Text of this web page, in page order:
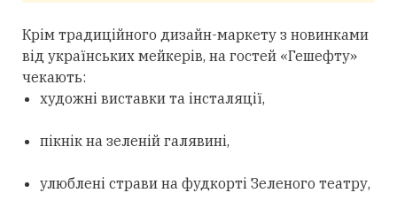
Крім традиційного дизайн-маркету з новинками
від українських мейкерів, на гостей «Гешефту»
чекають:
художні виставки та інсталяції,
пікнік на зеленій галявині,
улюблені страви на фудкорті Зеленого театру,